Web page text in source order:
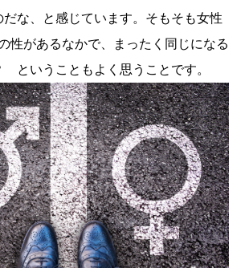
な、と感じています。そもそも女性
性があるなかで、まったく同じになる
ということもよく思うことです。